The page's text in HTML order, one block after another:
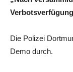
Die Polizei
Demo durch.